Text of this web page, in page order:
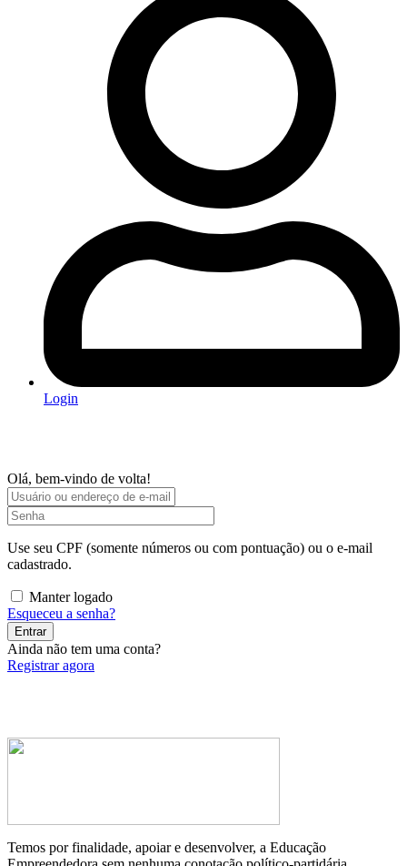
Login
Olá, bem-vindo de volta!
Use seu CPF (somente números ou com pontuação) ou o e-mail
cadastrado.
Manter logado
Esqueceu a senha?
Entrar
Ainda não tem uma conta?
Registrar agora
Temos por finalidade, apoiar e desenvolver, a Educação